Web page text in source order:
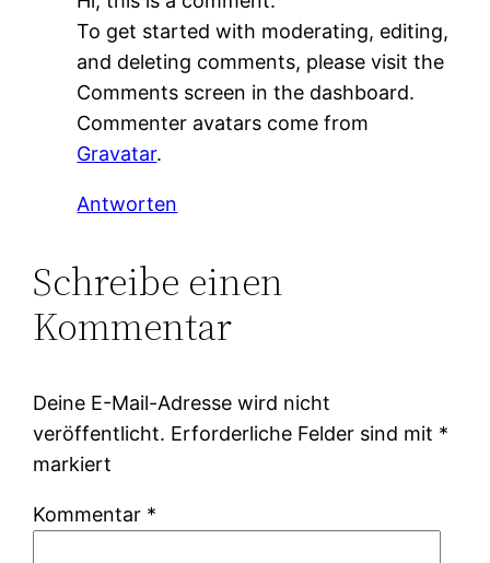
To get started with moderating, editing,
and deleting comments, please visit the
Comments screen in the dashboard.
Commenter avatars come from
Gravatar.
Antworten
Schreibe einen
Kommentar
Deine E-Mail-Adresse wird nicht
veröffentlicht. Erforderliche Felder sind mit *
markiert
Kommentar *